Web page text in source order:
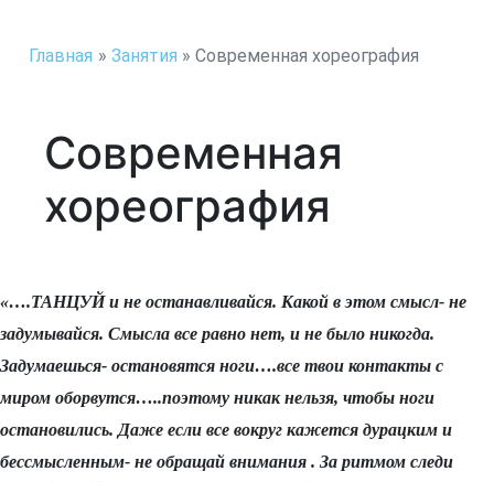
Главная » Занятия » Современная хореография
Современная
хореография
«….ТАНЦУЙ и не останавливайся. Какой в этом смысл- не
задумывайся. Смысла все равно нет, и не было никогда.
Задумаешься- остановятся ноги….все твои контакты с
миром оборвутся…..поэтому никак нельзя, чтобы ноги
остановились. Даже если все вокруг кажется дурацким и
бессмысленным- не обращай внимания . За ритмом следи